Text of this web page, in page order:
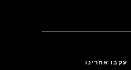
עקבו אחרינו